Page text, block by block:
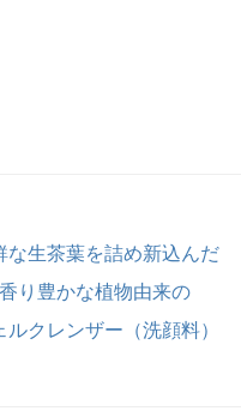
な生茶葉を詰め新込んだ
香り豊かな植物由来の
ルクレンザー（洗顔料）